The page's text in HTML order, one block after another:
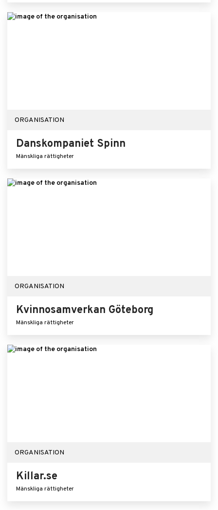
ORGANISATION
Danskompaniet Spinn
Mänskliga rättigheter
ORGANISATION
Kvinnosamverkan Göteborg
Mänskliga rättigheter
ORGANISATION
Killar.se
Mänskliga rättigheter